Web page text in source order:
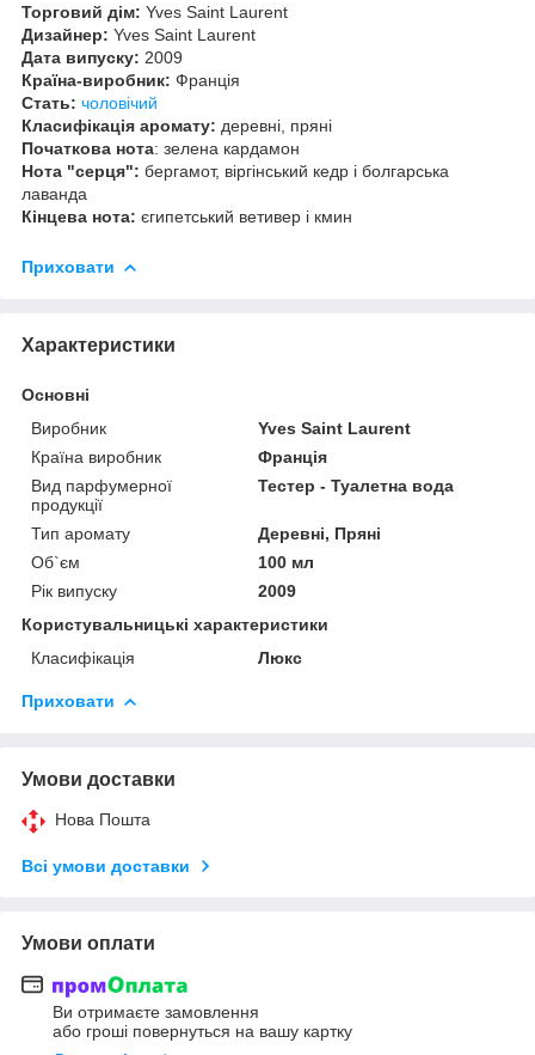
Торговий дім: Yves Saint Laurent
Дизайнер: Yves Saint Laurent
Дата випуску: 2009
Країна-виробник: Франція
Стать: чоловічий
Класифікація аромату: деревні, пряні
Початкова нота: зелена кардамон
Нота "серця": бергамот, віргінський кедр і болгарська
лаванда
Кінцева нота: єгипетський ветивер і кмин
Приховати
Характеристики
Основні
Виробник
Yves Saint Laurent
Країна виробник
Франція
Вид парфумерної
продукції
Тестер - Туалетна вода
Тип аромату
Деревні, Пряні
Об`єм
100 мл
Рік випуску
2009
Користувальницькі характеристики
Класифікація
Люкс
Приховати
Умови доставки
Нова Пошта
Всі умови доставки
Умови оплати
Ви отримаєте замовлення
або гроші повернуться на вашу картку